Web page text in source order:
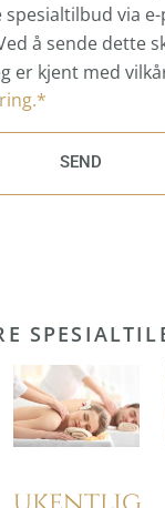
via
å sende dette
er kjent med
SEND